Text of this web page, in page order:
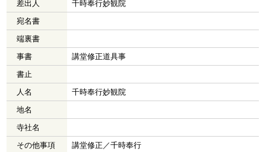
差出人
千時奉行妙観院
宛名書
端裏書
事書
講堂修正道具事
書止
人名
千時奉行妙観院
地名
寺社名
その他事項
講堂修正／千時奉行